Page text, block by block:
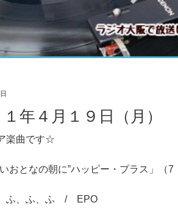
１年４月１９日（月）
楽曲です☆
いおとなの朝に”ハッピー・プラス」（7
ふ、ふ、ふ / EPO